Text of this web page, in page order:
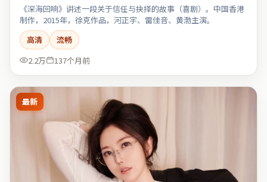
《深海回响》讲述一段关于信任与抉择的故事（喜剧）。中国香港
制作，2015年，徐克作品，河正宇、雷佳音、黄渤主演。
高清
流畅
2.2万
137个月前
最新